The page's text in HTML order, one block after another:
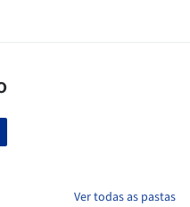
Ver todas as pastas